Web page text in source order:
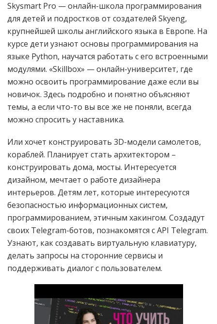
Skysmart Pro — онлайн-школа программирования
для детей и подростков от создателей Skyeng,
крупнейшей школы английского языка в Европе. На
курсе дети узнают основы программирования на
языке Python, научатся работать с его встроенными
модулями. «Skillbox» — онлайн-университет, где
можно освоить программирование даже если вы
новичок. Здесь подробно и понятно объясняют
темы, а если что-то вы все же не поняли, всегда
можно спросить у наставника.
Или хочет конструировать 3D-модели самолетов,
кораблей. Планирует стать архитектором –
конструировать дома, мосты. Интересуется
дизайном, мечтает о работе дизайнера
интерьеров. Детям лет, которые интересуются
безопасностью информационных систем,
программированием, этичным хакингом. Создадут
своих Telegram-ботов, познакомятся с API Telegram.
Узнают, как создавать виртуальную клавиатуру,
делать запросы на сторонние сервисы и
поддерживать диалог с пользователем.